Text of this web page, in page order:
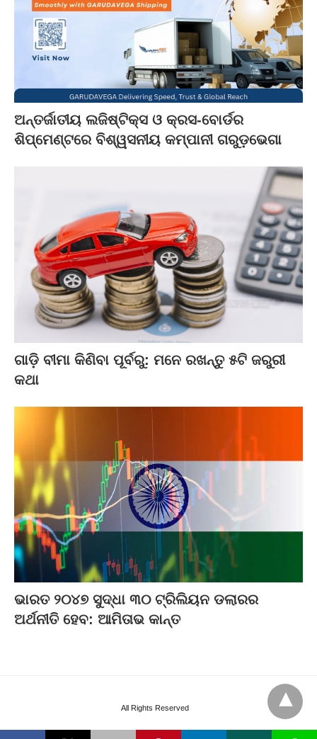
ଅନ୍ତର୍ଜାତୀୟ ଲଜିଷ୍ଟିକ୍ସ ଓ କ୍ରସ-ବୋର୍ଡର
ଶିପ୍‌ମେଣ୍ଟରେ ବିଶ୍ୱସନୀୟ କମ୍ପାନୀ ଗରୁଡ଼ଭେଗା
ଗାଡ଼ି ବୀମା କିଣିବା ପୂର୍ବରୁ: ମନେ ରଖନ୍ତୁ ୫ଟି ଜରୁରୀ
କଥା
ଭାରତ ୨୦୪୭ ସୁଦ୍ଧା ୩୦ ଟ୍ରିଲିୟନ ଡଲାରର
ଅର୍ଥନୀତି ହେବ: ଆମିତାଭ କାନ୍ତ
All Rights Reserved